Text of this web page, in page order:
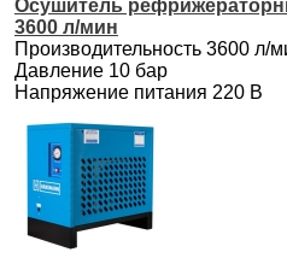
Осушитель
3600 л/мин
Производительность 3600 л/
Давление 10 бар
Напряжение питания 220 В